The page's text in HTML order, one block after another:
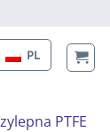
PL
PTFE